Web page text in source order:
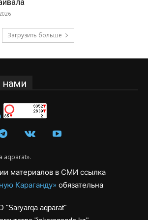
Загрузить больше
нами
aqparat».
материалов в СМИ ссылка
Караганду» обязательна
"Saryarqa aqparat"